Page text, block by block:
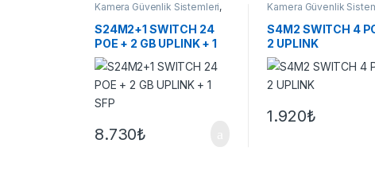
Kamera Güvenlik Sistemleri,
S24M2+1 SWITCH 24
POE + 2 GB UPLINK + 1
SFP
8.730₺
Kamera Güvenlik
S4M2 SWITCH 4
2 UPLINK
1.920₺